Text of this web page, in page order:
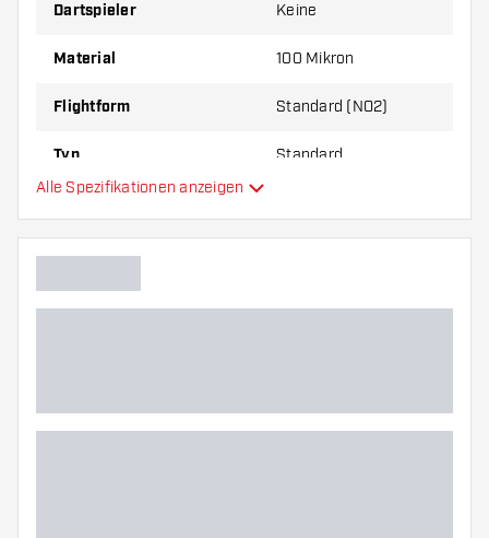
um herauszufinden, welche Variante am besten
zu Ihnen passt!
Dartspieler Keine
Material 100 Mikron
Flightform Standard (NO2)
Typ Standard
Hauptfarbe
Alle Spezifikationen anzeigen